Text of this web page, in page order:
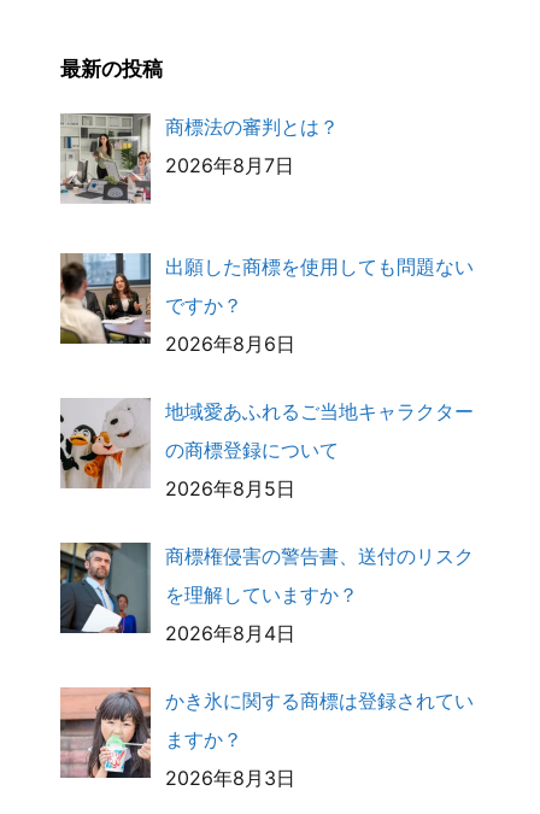
最新の投稿
商標法の審判とは？
2026年8月7日
出願した商標を使用しても問題ない
ですか？
2026年8月6日
地域愛あふれるご当地キャラクター
の商標登録について
2026年8月5日
商標権侵害の警告書、送付のリスク
を理解していますか？
2026年8月4日
かき氷に関する商標は登録されてい
ますか？
2026年8月3日